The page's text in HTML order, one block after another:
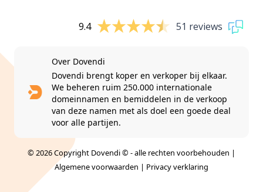
9.4 51 reviews
Over Dovendi
Dovendi brengt koper en verkoper bij elkaar.
We beheren ruim 250.000 internationale
domeinnamen en bemiddelen in de verkoop
van deze namen met als doel een goede deal
voor alle partijen.
© 2026 Copyright Dovendi © - alle rechten voorbehouden |
Algemene voorwaarden | Privacy verklaring